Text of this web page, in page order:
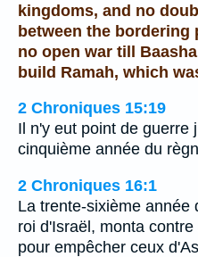
kingdoms, and no
between the bordering
no open war till
build Ramah, which
2 Chroniques 15:19
Il n'y eut point de guerre
cinquième année du
2 Chroniques 16:1
La trente-sixième année
roi d'Israël, monta
pour empêcher ceux